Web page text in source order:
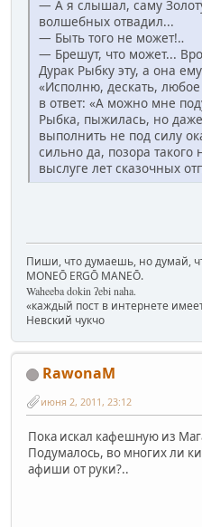
— А я слышал, саму
волшебных отвадил...
— Быть того не может!‥
— Брешут, что может...
Дурак Рыбку эту, а она
«Исполню, дескать,
в ответ: «А можно мне
Рыбка, пыжилась, но
выполнить не под силу
сильно да, позора
выслуге лет сказочных
Пиши, что думаешь, но думай,
MONEŌ ERGŌ MANEŌ.
Waheeba dokin ʔebi naha.
«каждый пост в интернете
Невский чукчо
RawonaM
июня 2, 2011, 23:12
Пока искал кафешную из
Подумалось, во многих ли
афиши от руки?..